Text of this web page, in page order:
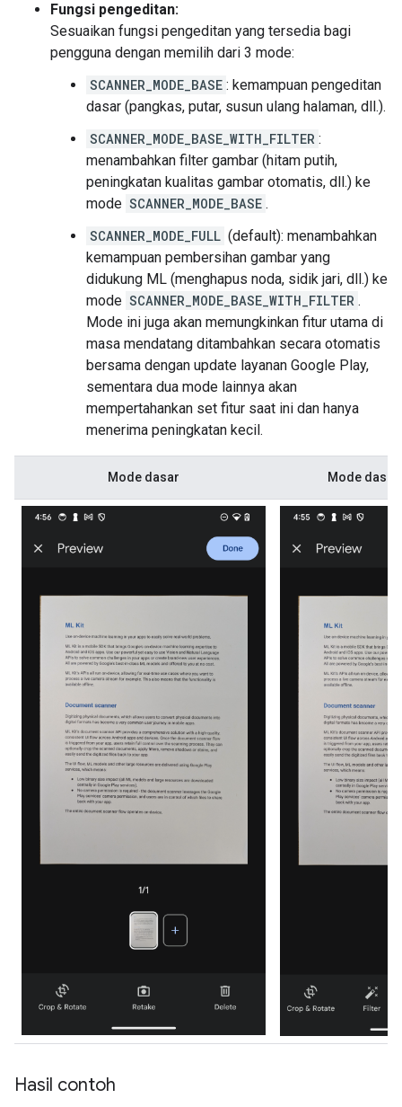
Fungsi pengeditan:
Sesuaikan fungsi pengeditan yang tersedia bagi
pengguna dengan memilih dari 3 mode:
SCANNER_MODE_BASE : kemampuan pengeditan
dasar (pangkas, putar, susun ulang halaman, dll.).
SCANNER_MODE_BASE_WITH_FILTER :
menambahkan filter gambar (hitam putih,
peningkatan kualitas gambar otomatis, dll.) ke
mode SCANNER_MODE_BASE .
SCANNER_MODE_FULL (default): menambahkan
kemampuan pembersihan gambar yang
didukung ML (menghapus noda, sidik jari, dll.) ke
mode SCANNER_MODE_BASE_WITH_FILTER .
Mode ini juga akan memungkinkan fitur utama di
masa mendatang ditambahkan secara otomatis
bersama dengan update layanan Google Play,
sementara dua mode lainnya akan
mempertahankan set fitur saat ini dan hanya
menerima peningkatan kecil.
Mode dasar Mode
Hasil contoh